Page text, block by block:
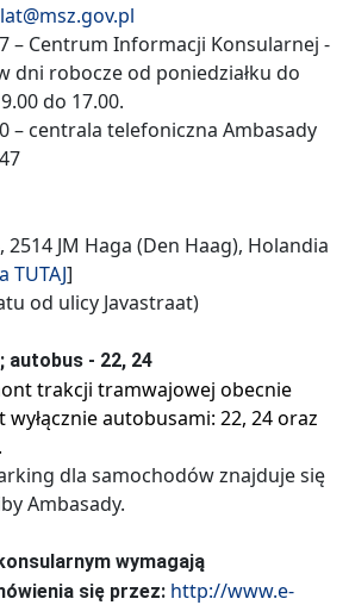
– Centrum Informacji Konsularnej -
dni robocze od poniedziałku do
do 17.00.
– centrala telefoniczna Ambasady
JM Haga (Den Haag), Holandia
TUTAJ]
od ulicy Javastraat)
autobus - 22, 24
trakcji tramwajowej obecnie
autobusami: 22, 24 oraz
dla samochodów znajduje się
Ambasady.
wymagają
się przez: http://www.e-